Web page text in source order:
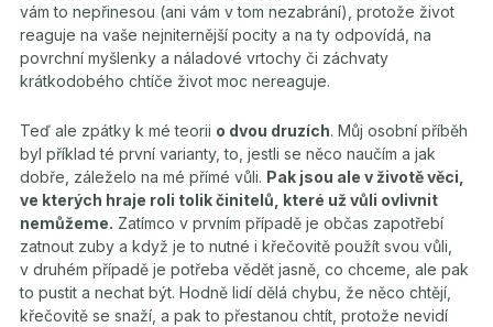
vám to nepřinesou (ani vám v tom nezabrání), protože život
reaguje na vaše nejniternější pocity a na ty odpovídá, na
povrchní myšlenky a náladové vrtochy či záchvaty
krátkodobého chtíče život moc nereaguje.
Teď ale zpátky k mé teorii o dvou druzích. Můj osobní příběh
byl příklad té první varianty, to, jestli se něco naučím a jak
dobře, záleželo na mé přímé vůli. Pak jsou ale v životě věci,
ve kterých hraje roli tolik činitelů, které už vůli ovlivnit
nemůžeme. Zatímco v prvním případě je občas zapotřebí
zatnout zuby a když je to nutné i křečovitě použít svou vůli,
v druhém případě je potřeba vědět jasně, co chceme, ale pak
to pustit a nechat být. Hodně lidí dělá chybu, že něco chtějí,
křečovitě se snaží, a pak to přestanou chtít, protože nevidí